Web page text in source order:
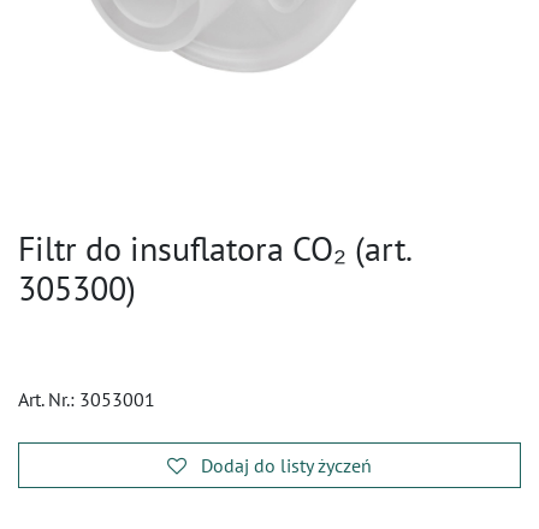
Filtr do insuflatora CO₂ (art.
305300)
Art. Nr.: 3053001
Dodaj do listy życzeń